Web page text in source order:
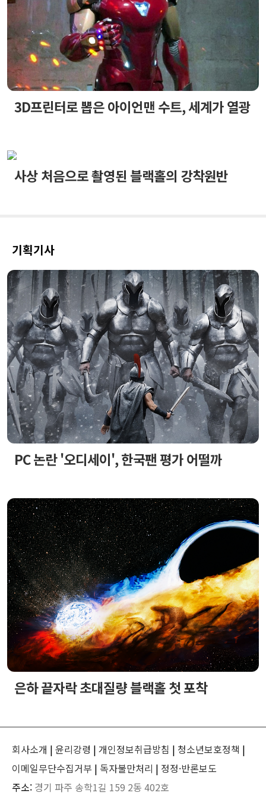
3D프린터로 뽑은 아이언맨 수트, 세계가 열광
사상 처음으로 촬영된 블랙홀의 강착원반
기획기사
PC 논란 '오디세이', 한국팬 평가 어떨까
은하 끝자락 초대질량 블랙홀 첫 포착
회사소개 | 윤리강령 | 개인정보취급방침 | 청소년보호정책 |
이메일무단수집거부 | 독자불만처리 | 정정·반론보도
주소: 경기 파주 송학1길 159 2동 402호